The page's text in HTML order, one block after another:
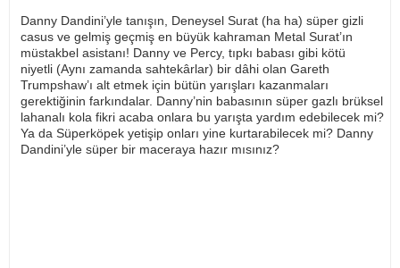
Danny Dandini’yle tanışın, Deneysel Surat (ha ha) süper gizli
casus ve gelmiş geçmiş en büyük kahraman Metal Surat’ın
müstakbel asistanı! Danny ve Percy, tıpkı babası gibi kötü
niyetli (Aynı zamanda sahtekârlar) bir dâhi olan Gareth
Trumpshaw’ı alt etmek için bütün yarışları kazanmaları
gerektiğinin farkındalar. Danny’nin babasının süper gazlı brüksel
lahanalı kola fikri acaba onlara bu yarışta yardım edebilecek mi?
Ya da Süperköpek yetişip onları yine kurtarabilecek mi? Danny
Dandini’yle süper bir maceraya hazır mısınız?